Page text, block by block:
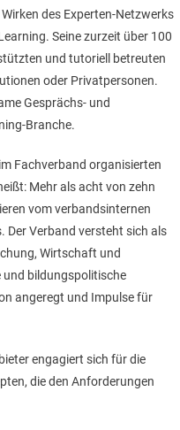
des Experten-Netzwerks
Seine zurzeit über 100
und tutoriell betreuten
oder Privatpersonen.
Gesprächs- und
Branche.
Fachverband organisierten
Mehr als acht von zehn
vom verbandsinternen
Verband versteht sich als
Wirtschaft und
bildungspolitische
angeregt und Impulse für
engagiert sich für die
die den Anforderungen